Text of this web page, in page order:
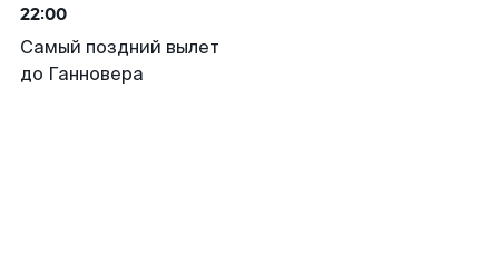
22:00
Самый поздний вылет
до Ганновера